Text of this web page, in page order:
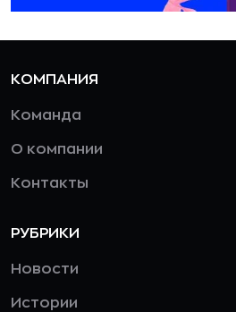
КОМПАНИЯ
Команда
О компании
Контакты
РУБРИКИ
Новости
Истории